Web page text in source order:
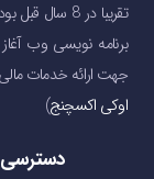
تقریبا در 8
برنامه نویسی وب
جهت ارائه خدمات مالی
اوکی اکسچنج)